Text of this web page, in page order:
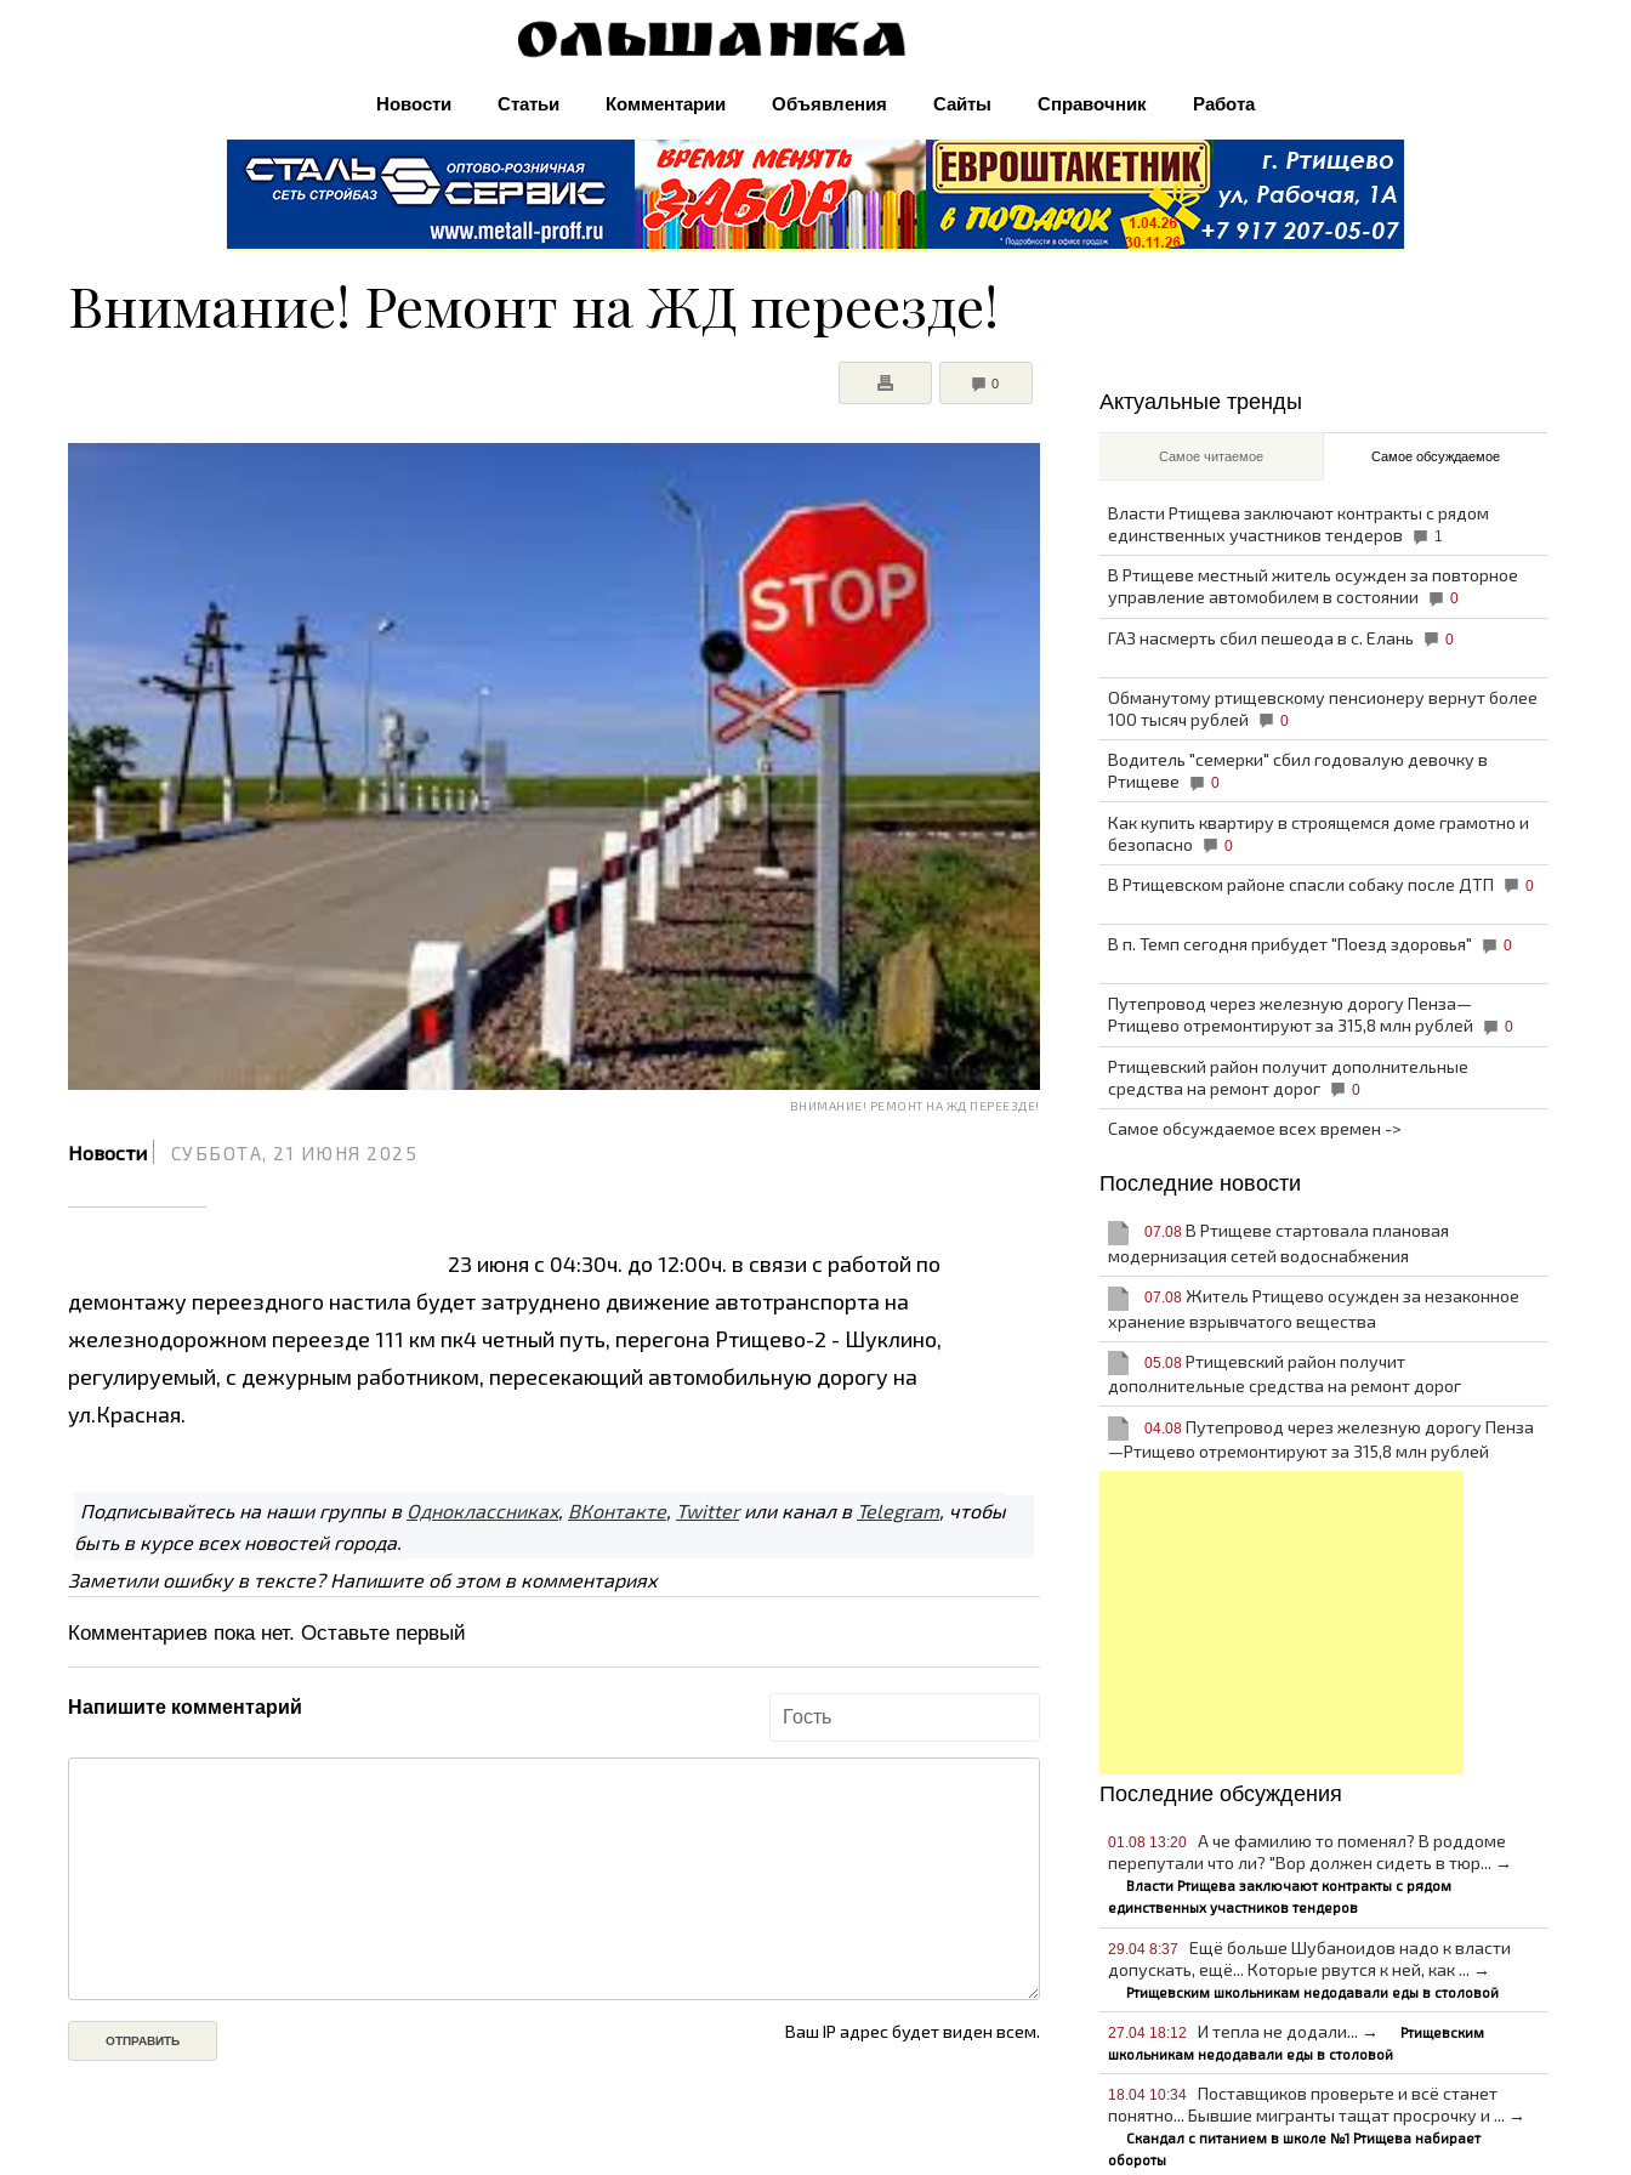
Новости Статьи Комментарии Объявления Сайты Справочник Работа
Внимание! Ремонт на ЖД переезде!
0COMMENTS
ВНИМАНИЕ! РЕМОНТ НА ЖД ПЕРЕЕЗДЕ!
Новости СУББОТА, 21 ИЮНЯ 2025
23 июня с 04:30ч. до 12:00ч. в связи с работой по
демонтажу переездного настила будет затруднено движение автотранспорта на
железнодорожном переезде 111 км пк4 четный путь, перегона Ртищево-2 - Шуклино,
регулируемый, с дежурным работником, пересекающий автомобильную дорогу на
ул.Красная.
Подписывайтесь на наши группы в Одноклассниках, ВКонтакте, Twitterили канал в Telegram, чтобы
быть в курсе всех новостей города.
Заметили ошибку в тексте? Напишите об этом в комментариях
Комментариев пока нет. Оставьте первый
Напишите комментарий
Ваш IP адрес будет виден всем.
Актуальные тренды
Самое читаемое Самое обсуждаемое
Власти Ртищева заключают контракты с рядом
единственных участников тендеров
1
В Ртищеве местный житель осужден за повторное
управление автомобилем в состоянии
0
ГАЗ насмерть сбил пешеода в с. Елань 0
Обманутому ртищевскому пенсионеру вернут более
100 тысяч рублей
0
Водитель "семерки" сбил годовалую девочку в
Ртищеве
0
Как купить квартиру в строящемся доме грамотно и
безопасно
0
В Ртищевском районе спасли собаку после ДТП 0
В п. Темп сегодня прибудет "Поезд здоровья" 0
Путепровод через железную дорогу Пенза—
Ртищево отремонтируют за 315,8 млн рублей
0
Ртищевский район получит дополнительные
средства на ремонт дорог
0
Самое обсуждаемое всех времен ->
Последние новости
07.08В Ртищеве стартовала плановая
модернизация сетей водоснабжения
07.08Житель Ртищево осужден за незаконное
хранение взрывчатого вещества
05.08Ртищевский район получит
дополнительные средства на ремонт дорог
04.08Путепровод через железную дорогу Пенза
—Ртищево отремонтируют за 315,8 млн рублей
Последние обсуждения
01.08 13:20
А че фамилию то поменял? В роддоме
перепутали что ли? "Вор должен сидеть в тюр... →
Власти Ртищева заключают контракты с рядом
единственных участников тендеров
29.04 8:37
Ещё больше Шубаноидов надо к власти
допускать, ещё... Которые рвутся к ней, как ... →
Ртищевским школьникам недодавали еды в столовой
27.04 18:12 И тепла не додали... →
Ртищевским
школьникам недодавали еды в столовой
18.04 10:34
Поставщиков проверьте и всё станет
понятно... Бывшие мигранты тащат просрочку и ... →
Скандал с питанием в школе №1 Ртищева набирает
обороты